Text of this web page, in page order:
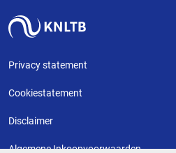
Privacy statement
Cookiestatement
Disclaimer
Algemene Inkoopvoorwaarden